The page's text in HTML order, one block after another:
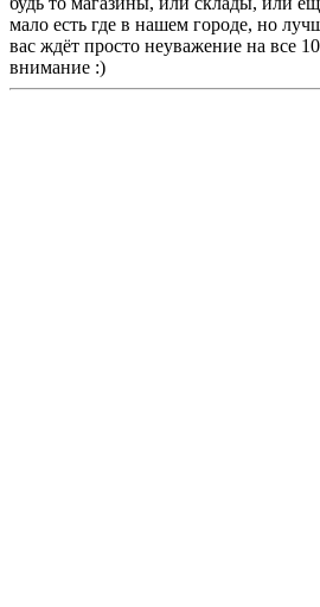
мало есть где в нашем городе, но
вас ждёт просто неуважение на все
внимание :)